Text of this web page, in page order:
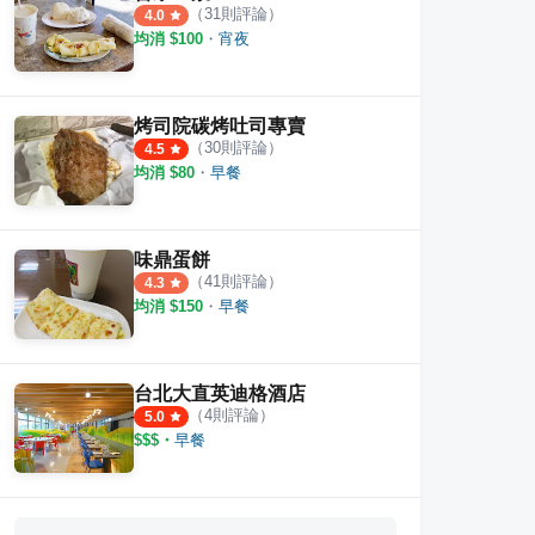
4.0 （31則評論）
均消 $100 ・ 宵夜
烤司院碳烤吐司專賣
4.5 （30則評論）
均消 $80 ・ 早餐
味鼎蛋餅
4.3 （41則評論）
均消 $150 ・ 早餐
台北大直英迪格酒店
5.0 （4則評論）
$$$ ・ 早餐